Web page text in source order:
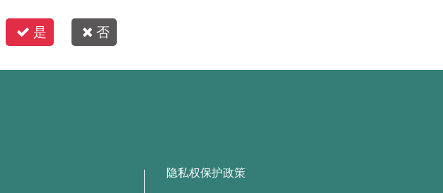
是 否
隐私权保护政策